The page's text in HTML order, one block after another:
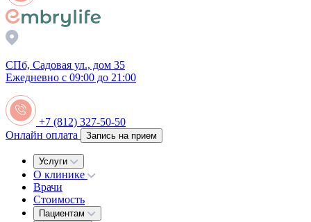
СПб, Садовая ул., дом 35
Ежедневно с 09:00 до 21:00
+7 (812) 327-50-50
Онлайн оплата
Запись на прием
Услуги
О клинике
Врачи
Стоимость
Пациентам